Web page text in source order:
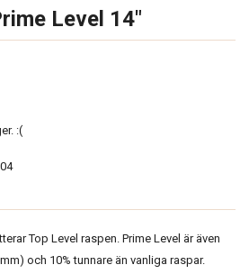
Level 14"
:(
Top Level raspen. Prime Level är även
och 10% tunnare än vanliga raspar.